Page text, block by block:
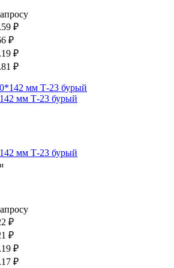
₽
₽
₽
₽
мм Т-23 бурый
мм Т-23 бурый
₽
₽
₽
₽